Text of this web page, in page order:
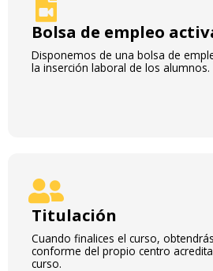
Bolsa de empleo
Disponemos de una bolsa de
la inserción laboral de los alumnos.
Titulación
Cuando finalices el curso,
conforme del propio centro
curso.